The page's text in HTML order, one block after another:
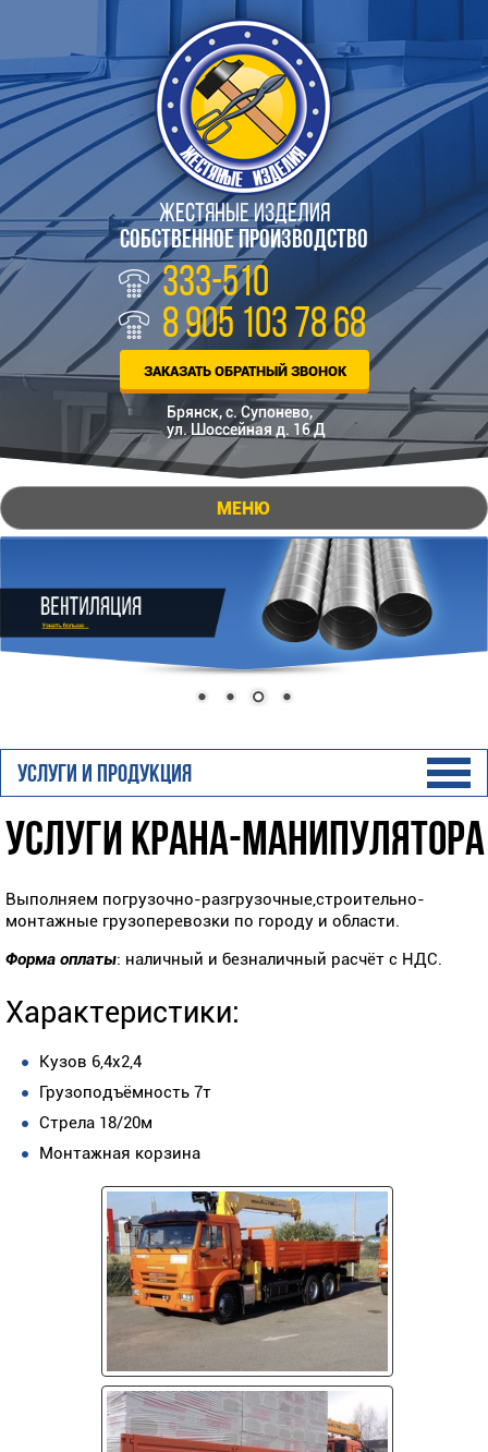
ЖЕСТЯНЫЕ ИЗДЕЛИЯ
СОБСТВЕННОЕ ПРОИЗВОДСТВО
333-510
8 905 103 78 68
Брянск, с. Супонево,
ул. Шоссейная д. 16 Д
ЗАКАЗАТЬ ОБРАТНЫЙ ЗВОНОК
МЕНЮ
УСЛУГИ И ПРОДУКЦИЯ
УСЛУГИ КРАНА-МАНИПУЛЯТОРА
Выполняем погрузочно-разгрузочные,строительно-
монтажные грузоперевозки по городу и области.
Форма оплаты: наличный и безналичный расчёт с НДС.
Характеристики:
Кузов 6,4х2,4
Грузоподъёмность 7т
Стрела 18/20м
Монтажная корзина